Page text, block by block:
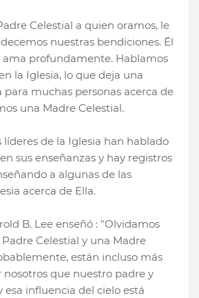
Celestial a quien oramos, le
nuestras bendiciones. Él
ama profundamente. Hablamos
la Iglesia, lo que deja una
muchas personas acerca de
una Madre Celestial.
líderes de la Iglesia han hablado
sus enseñanzas y hay registros
a algunas de las
acerca de Ella.
B. Lee enseñó : "Olvidamos
Celestial y una Madre
están incluso más
nosotros que nuestro padre y
esa influencia del cielo está